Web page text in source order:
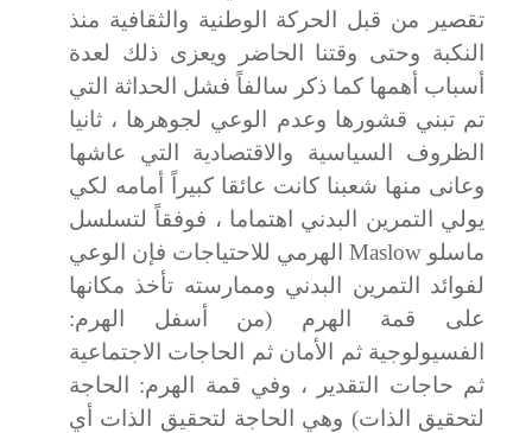
تقصير من قبل الحركة الوطنية والثقافية منذ
النكبة وحتى وقتنا الحاضر ويعزى ذلك لعدة
أسباب أهمها كما ذكر سالفاً فشل الحداثة التي
تم تبني قشورها وعدم الوعي لجوهرها ، ثانيا
الظروف السياسية والاقتصادية التي عاشها
وعانى منها شعبنا كانت عائقا كبيراً أمامه لكي
يولي التمرين البدني اهتماما ، فوفقاً لتسلسل
ماسلو Maslow الهرمي للاحتياجات فإن الوعي
لفوائد التمرين البدني وممارسته تأخذ مكانها
على قمة الهرم (من أسفل الهرم:
الفسيولوجية ثم الأمان ثم الحاجات الاجتماعية
ثم حاجات التقدير ، وفي قمة الهرم: الحاجة
لتحقيق الذات) وهي الحاجة لتحقيق الذات أي